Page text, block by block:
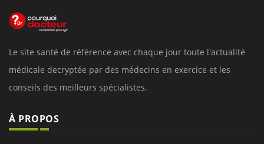
Le site santé de référence avec chaque jour toute l'actualité
médicale decryptée par des médecins en exercice et les
conseils des meilleurs spécialistes.
À PROPOS